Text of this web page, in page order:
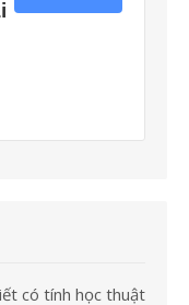
có tính học thuật